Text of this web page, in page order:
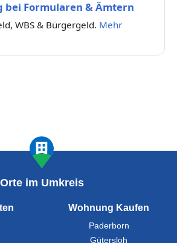
bei Formularen & Ämtern
WBS & Bürgergeld. Mehr
Orte im Umkreis
Wohnung Kaufen
Paderborn
Gütersloh